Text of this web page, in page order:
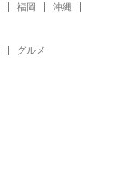
福岡 沖縄
グルメ